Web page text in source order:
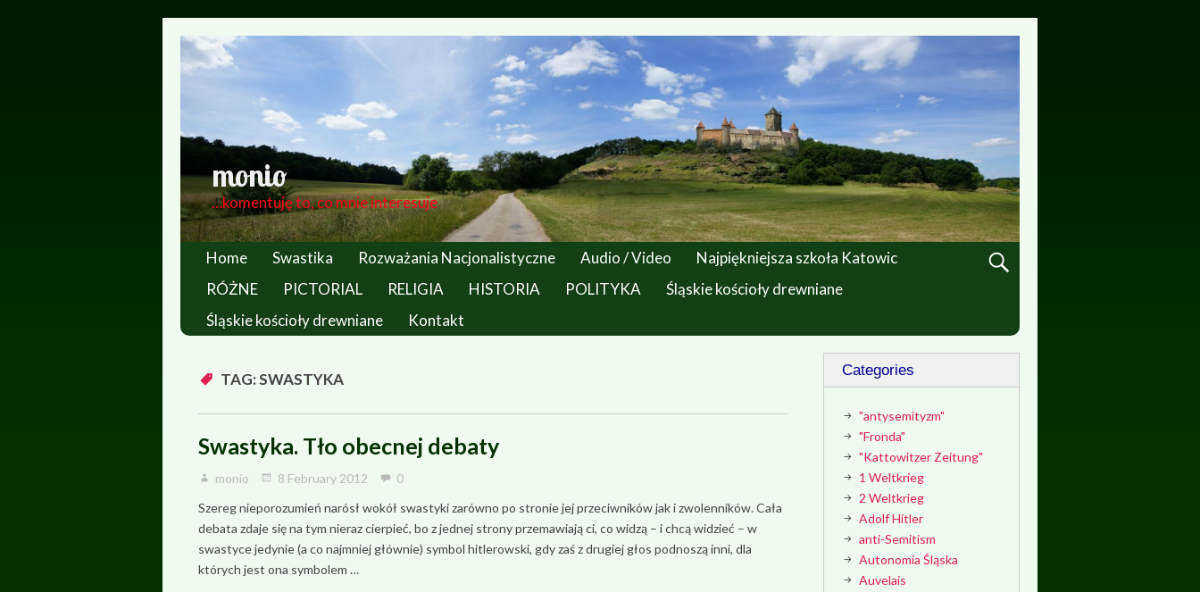
monio
…komentuję to, co mnie interesuje
Home Swastika Rozważania Nacjonalistyczne Audio / Video
Najpiękniejsza szkoła Katowic
RÓŻNE
PICTORIAL RELIGIA HISTORIA POLITYKA
Śląskie kościoły drewniane
Śląskie kościoły drewniane
Kontakt
TAG: SWASTYKA
Swastyka. Tło obecnej debaty
monio 8 February 2012
0
Szereg nieporozumień narósł wokół swastyki zarówno po stronie jej przeciwników jak i zwolenników. Cała
debata zdaje się na tym nieraz cierpieć, bo z jednej strony przemawiają ci, co widzą – i chcą widzieć – w
swastyce jedynie (a co najmniej głównie) symbol hitlerowski, gdy zaś z drugiej głos podnoszą inni, dla
których jest ona symbolem …
Categories
"antysemityzm"
"Fronda"
"Kattowitzer Zeitung"
1 Weltkrieg
2 Weltkrieg
Adolf Hitler
anti-Semitism
Autonomia Śląska
Auvelais